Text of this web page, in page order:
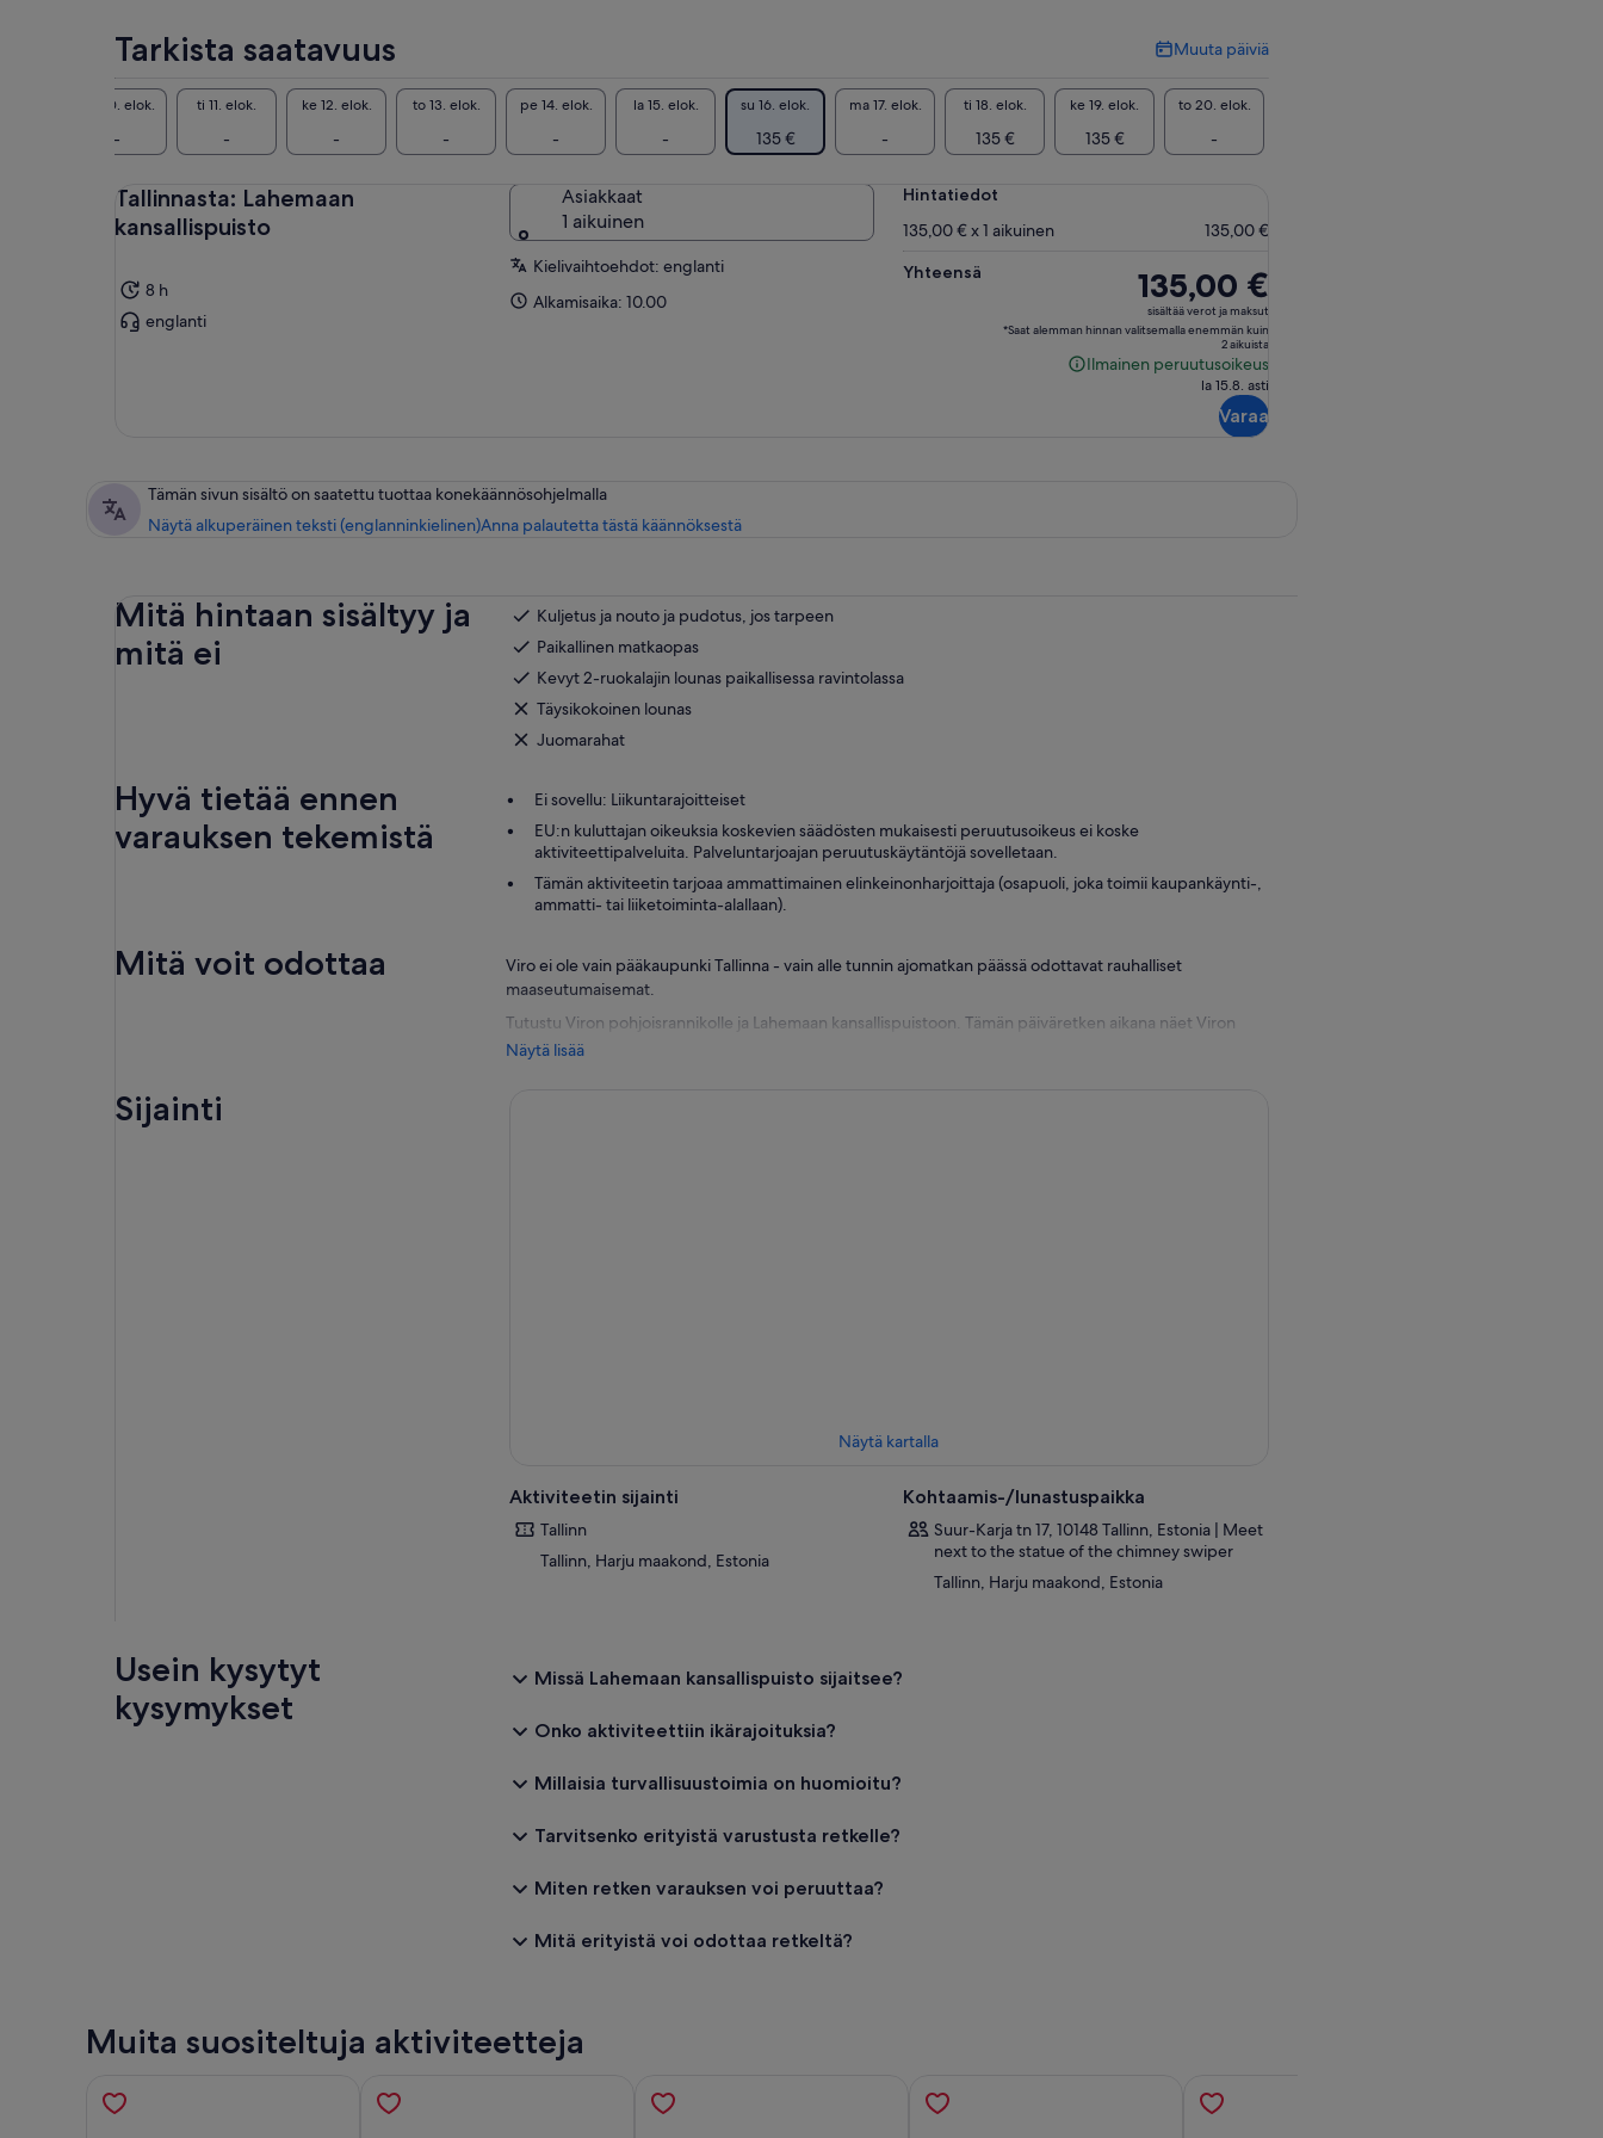
Tarkista saatavuus Muuta päiviä
Muuta
ma 10. elok.
-
ti 11. elok.
-
ke 12. elok.
-
to 13. elok.
-
pe 14. elok.
-
la 15. elok.
-
su 16. elok.
135 €
ma 17. elok.
-
ti 18. elok.
135 €
ke 19. elok.
135 €
to 20. elok.
-
Tallinnasta: Lahemaan
kansallispuisto
8 h
englanti
Asiakkaat
1 aikuinen
Kielivaihtoehdot: englanti
Alkamisaika: 10.00
Hintatiedot
135,00 € x 1 aikuinen
135,00 €
Yhteensä
Hinta
on
135,00 €
135,00 €
sisältää verot ja maksut
*Saat alemman hinnan valitsemalla enemmän kuin
2 aikuista
Ilmainen peruutusoikeus
Ilmainen
la 15.8. asti
Varaa
Tämän sivun sisältö on saatettu tuottaa konekäännösohjelmalla
Näytä alkuperäinen teksti (englanninkielinen)Anna palautetta tästä käännöksestäAukeaa
Mitä hintaan sisältyy ja
mitä ei
Kuljetus ja nouto ja pudotus, jos tarpeen
Paikallinen matkaopas
Kevyt 2-ruokalajin lounas paikallisessa ravintolassa
Täysikokoinen lounas
Juomarahat
Hyvä tietää ennen
varauksen tekemistä
Ei sovellu: Liikuntarajoitteiset
EU:n kuluttajan oikeuksia koskevien säädösten mukaisesti peruutusoikeus ei koske
aktiviteettipalveluita. Palveluntarjoajan peruutuskäytäntöjä sovelletaan.
Tämän aktiviteetin tarjoaa ammattimainen elinkeinonharjoittaja (osapuoli, joka toimii kaupankäynti-,
ammatti- tai liiketoiminta-alallaan).
Mitä voit odottaa
Viro ei ole vain pääkaupunki Tallinna - vain alle tunnin ajomatkan päässä odottavat rauhalliset
maaseutumaisemat.
Tutustu Viron pohjoisrannikolle ja Lahemaan kansallispuistoon. Tämän päiväretken aikana näet Viron
maaseudun parhaat puolet, sen monet historialliset kohteet ja upeat maisemat - muinaiset
Näytä lisää
Sijainti
Näytä kartalla
Aktiviteetin sijainti
Tallinn
Tallinn, Harju maakond, Estonia
Kohtaamis-/lunastuspaikka
Suur-Karja tn 17, 10148 Tallinn, Estonia | Meet
next to the statue of the chimney swiper
Tallinn, Harju maakond, Estonia
Usein kysytyt
kysymykset
Missä Lahemaan kansallispuisto sijaitsee?
Onko aktiviteettiin ikärajoituksia?
Millaisia turvallisuustoimia on huomioitu?
Tarvitsenko erityistä varustusta retkelle?
Miten retken varauksen voi peruuttaa?
Mitä erityistä voi odottaa retkeltä?
Muita suositeltuja aktiviteetteja